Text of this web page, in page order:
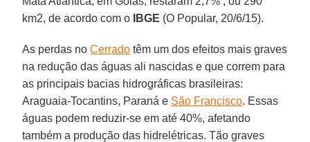
km2, de acordo com o
IBGE (O Popular, 20/6/15).
As perdas noCerrado têm um dos efeitos mais graves
na redução das águas ali nascidas e que correm para
as principais bacias hidrográficas brasileiras:
Araguaia-Tocantins, Paraná e São Francisco. Essas
águas podem reduzir-se em até 40%, afetando
também a produção das hidrelétricas. Tão graves